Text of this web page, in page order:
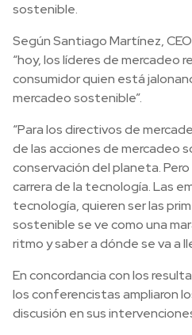
sostenible.
Según Santiago Martínez,
“hoy, los líderes de mercadeo
consumidor quien está
mercadeo sostenible”.
“Para los directivos de
de las acciones de mercadeo
conservación del planeta.
carrera de la tecnología. Las
tecnología, quieren ser las
sostenible se ve como una
ritmo y saber a dónde se va a
En concordancia con los
los conferencistas ampliaron
discusión en sus